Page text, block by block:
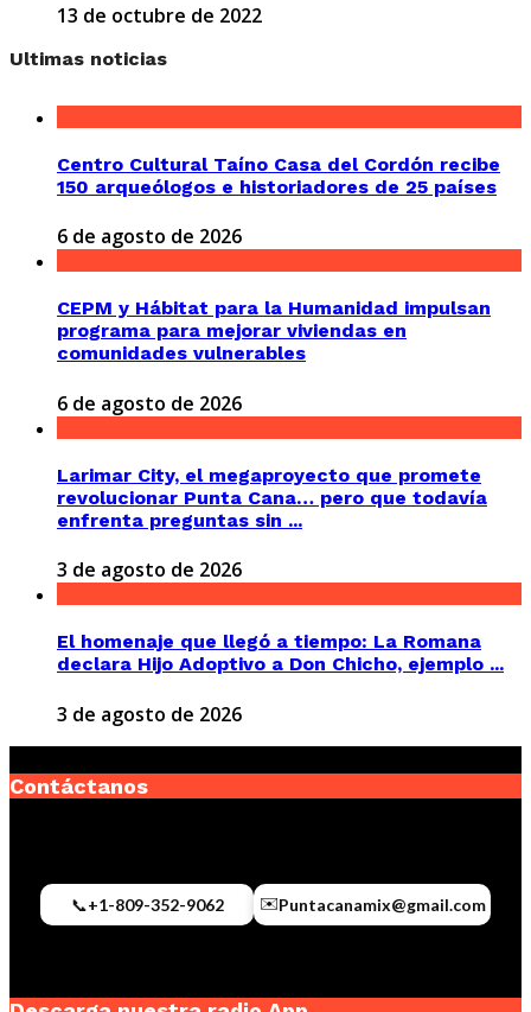
13 de octubre de 2022
Ultimas noticias
Centro Cultural Taíno Casa del Cordón recibe
150 arqueólogos e historiadores de 25 países
6 de agosto de 2026
CEPM y Hábitat para la Humanidad impulsan
programa para mejorar viviendas en
comunidades vulnerables
6 de agosto de 2026
Larimar City, el megaproyecto que promete
revolucionar Punta Cana… pero que todavía
enfrenta preguntas sin ...
3 de agosto de 2026
El homenaje que llegó a tiempo: La Romana
declara Hijo Adoptivo a Don Chicho, ejemplo ...
3 de agosto de 2026
Contáctanos
📞+1-809-352-9062 ✉️Puntacanamix@gmail.com